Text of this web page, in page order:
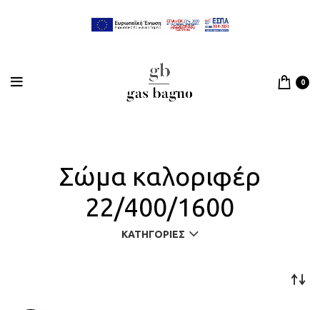
0
Σώμα καλοριφέρ
22/400/1600
ΚΑΤΗΓΟΡΊΕΣ